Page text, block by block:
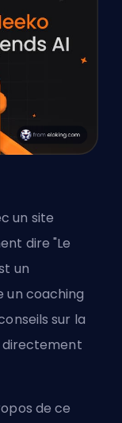
un site
dire "Le
un
un coaching
sur la
directement
de ce